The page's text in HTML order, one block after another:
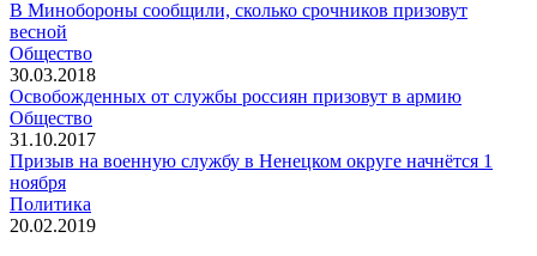
В Минобороны сообщили, сколько срочников призовут
весной
Общество
30.03.2018
Освобожденных от службы россиян призовут в армию
Общество
31.10.2017
Призыв на военную службу в Ненецком округе начнётся 1
ноября
Политика
20.02.2019